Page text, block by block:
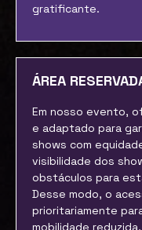
gratificante.
ÁREA
Em nosso evento,
e adaptado para
shows com
visibilidade dos
obstáculos para
Desse modo, o
prioritariamente
mobilidade